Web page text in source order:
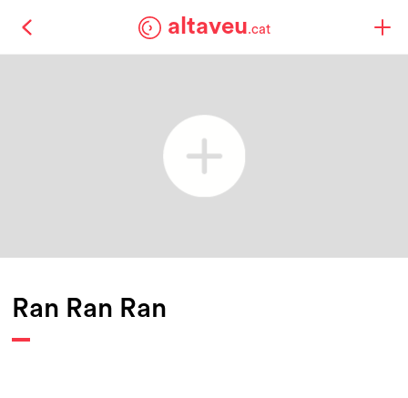
altaveu.cat
Ran Ran Ran